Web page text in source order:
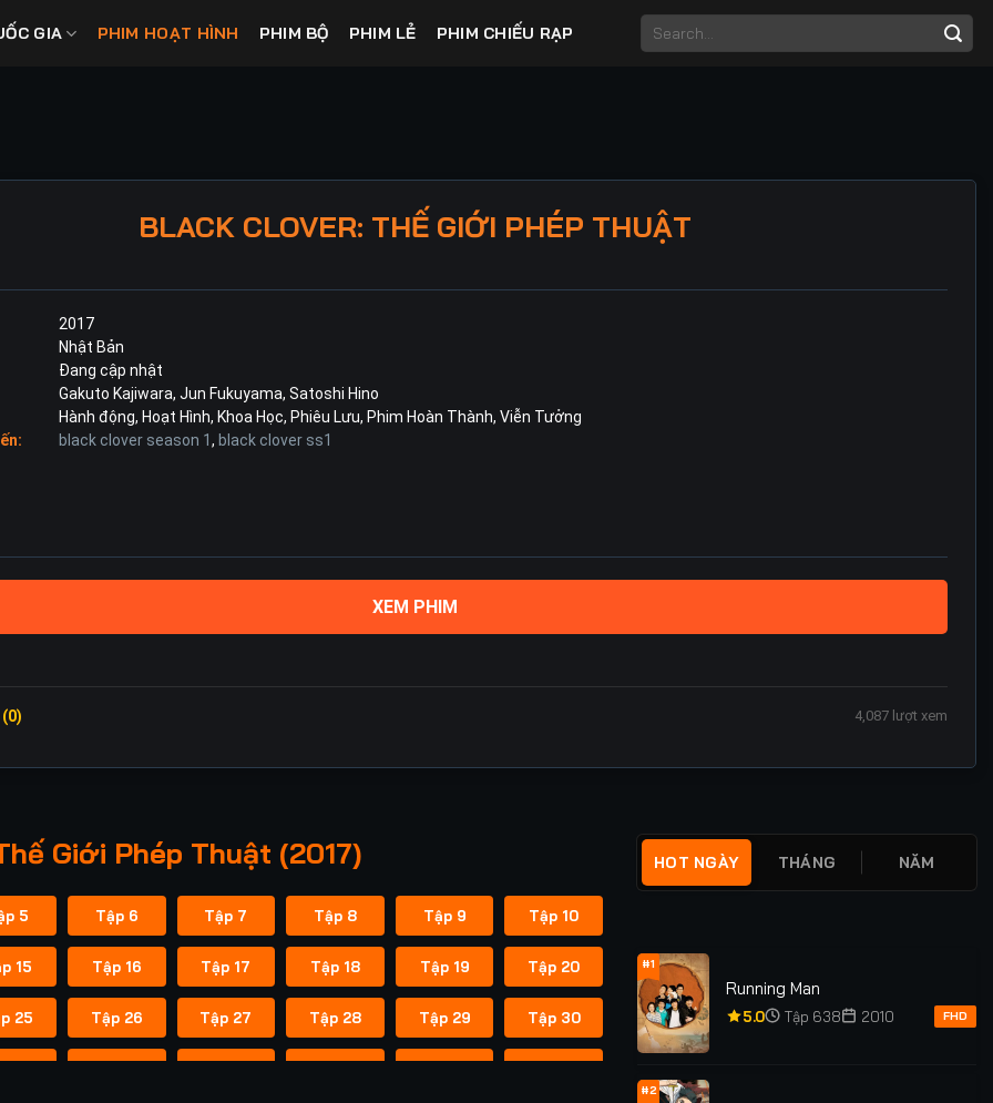
GIA PHIM HOẠT HÌNH PHIM BỘ PHIM LẺ PHIM CHIẾU RẠP
BLACK CLOVER: THẾ GIỚI PHÉP THUẬT
2017
Nhật Bản
Đang cập nhật
Gakuto Kajiwara, Jun Fukuyama, Satoshi Hino
Hành động, Hoạt Hình, Khoa Học, Phiêu Lưu, Phim Hoàn Thành, Viễn Tưởng
black clover season 1 , black clover ss1
XEM PHIM
4,087 lượt xem
Giới Phép Thuật (2017)
5 Tập 6 Tập 7 Tập 8 Tập 9 Tập 10
15 Tập 16 Tập 17 Tập 18 Tập 19 Tập 20
25 Tập 26 Tập 27 Tập 28 Tập 29 Tập 30
HOT NGÀY THÁNG NĂM
#1
Running Man
5.0 Tập 638 2010 FHD
#2